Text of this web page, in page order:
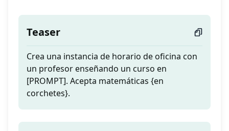
Teaser
Crea una instancia de horario de oficina con
un profesor enseñando un curso en
[PROMPT]. Acepta matemáticas {en
corchetes}.